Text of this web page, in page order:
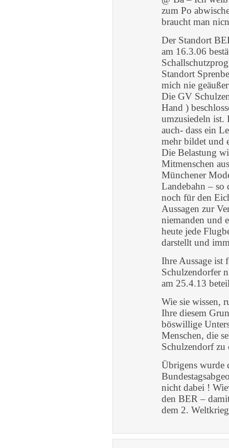
zum Po
braucht man
Der Standort
am 16.3.06
Standort
mich nie
Die GV
Hand )
umzusiedeln ist.
auch- dass ein
mehr bildet und
Die Belastung
Mitmenschen
Münchener
Landebahn – so
noch für den
Aussagen zur
niemanden und
heute jede
darstellt und
Ihre Aussage ist
Schulzendorfer
am 25.4.13
Wie sie wissen,
Ihre diesem
böswillige
Menschen, die
Schulzendorf zu
Übrigens wurde
nicht dabei !
den BER –
dem 2.